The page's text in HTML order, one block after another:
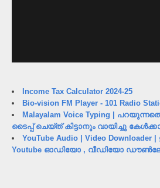
Income Tax Calculator 2024-25
Bio-vision FM Player - 101 Radio
Malayalam Voice Typing |
ടൈപ്പ് ചെയ്ത് കിട്ടാനും വായിച്ചു
YouTube Audio | Video
Youtube ഓഡിയോ , വീഡിയോ